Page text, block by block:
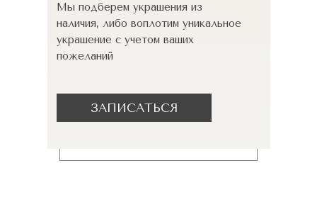
Мы подберем украшения из
наличия, либо воплотим уникальное
украшение с учетом ваших
пожеланий
ЗАПИСАТЬСЯ